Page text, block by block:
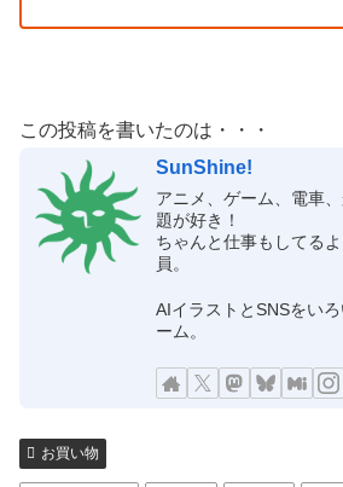
この投稿を書いたのは・・・
SunShine!
アニメ、ゲーム、電車
題が好き！
ちゃんと仕事もしてる
員。
AIイラストとSNSをい
ーム。
お買い物